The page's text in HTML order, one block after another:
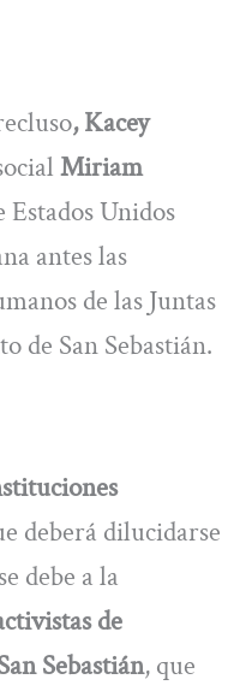
, Kacey
Miriam
Unidos
antes las
de las Juntas
de San Sebastián.
deberá dilucidarse
debe a la
de
Sebastián, que